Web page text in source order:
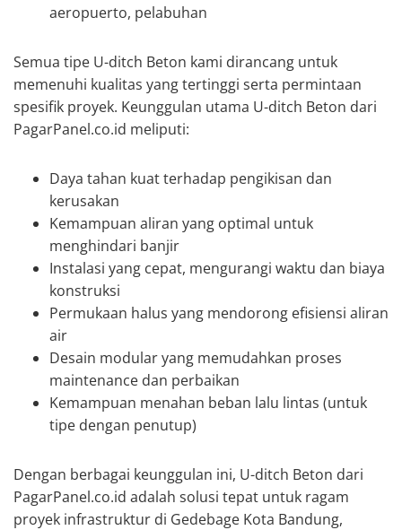
aeropuerto, pelabuhan
Semua tipe U-ditch Beton kami dirancang untuk
memenuhi kualitas yang tertinggi serta permintaan
spesifik proyek. Keunggulan utama U-ditch Beton dari
PagarPanel.co.id meliputi:
Daya tahan kuat terhadap pengikisan dan
kerusakan
Kemampuan aliran yang optimal untuk
menghindari banjir
Instalasi yang cepat, mengurangi waktu dan biaya
konstruksi
Permukaan halus yang mendorong efisiensi aliran
air
Desain modular yang memudahkan proses
maintenance dan perbaikan
Kemampuan menahan beban lalu lintas (untuk
tipe dengan penutup)
Dengan berbagai keunggulan ini, U-ditch Beton dari
PagarPanel.co.id adalah solusi tepat untuk ragam
proyek infrastruktur di Gedebage Kota Bandung,